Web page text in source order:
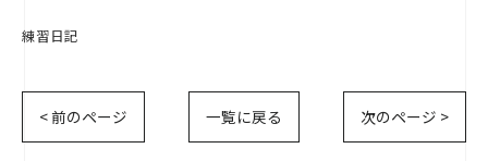
練習日記
< 前のページ 一覧に戻る 次のページ >